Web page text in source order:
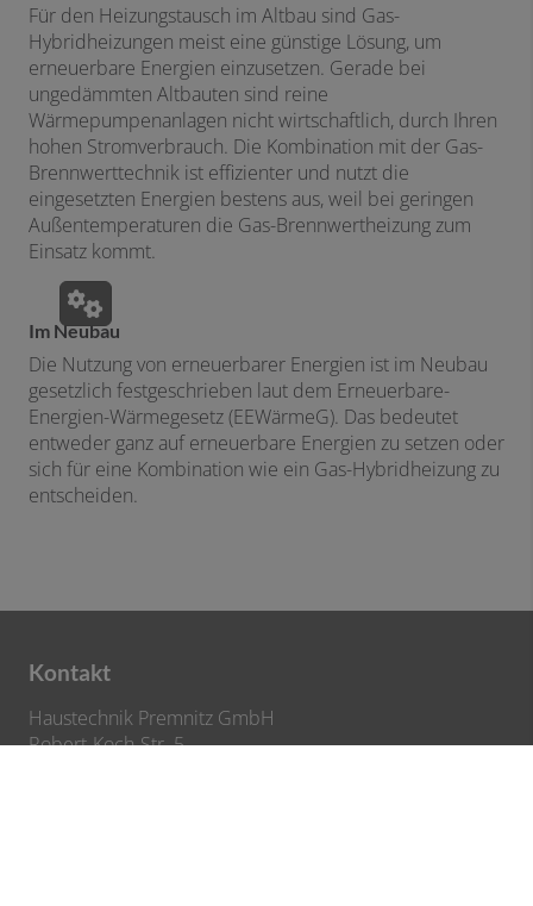
Für den Heizungstausch im Altbau sind Gas-
Hybridheizungen meist eine günstige Lösung, um
erneuerbare Energien einzusetzen. Gerade bei
ungedämmten Altbauten sind reine
Wärmepumpenanlagen nicht wirtschaftlich, durch Ihren
hohen Stromverbrauch. Die Kombination mit der Gas-
Brennwerttechnik ist effizienter und nutzt die
eingesetzten Energien bestens aus, weil bei geringen
Außentemperaturen die Gas-Brennwertheizung zum
Einsatz kommt.
Im Neubau​
Die Nutzung von erneuerbarer Energien ist im Neubau
gesetzlich festgeschrieben laut dem Erneuerbare-
Energien-Wärmegesetz (EEWärmeG). Das bedeutet
entweder ganz auf erneuerbare Energien zu setzen oder
sich für eine Kombination wie ein Gas-Hybridheizung zu
entscheiden.
Kontakt
Haustechnik Premnitz GmbH
Robert-Koch-Str. 5